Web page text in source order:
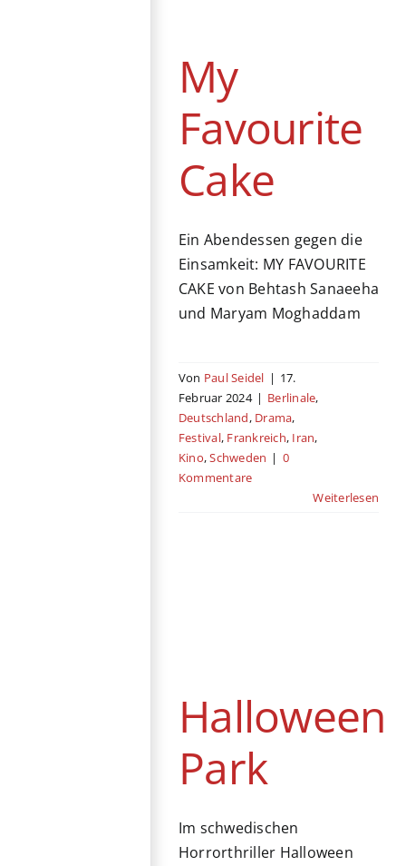
My
Favourite
Cake
Ein Abendessen gegen die
Einsamkeit: MY FAVOURITE
CAKE von Behtash Sanaeeha
und Maryam Moghaddam
Von Paul Seidel | 17.
Februar 2024 | Berlinale,
Deutschland, Drama,
Festival, Frankreich, Iran,
Kino,Schweden | 0
Kommentare
Weiterlesen
Halloween
Park
Im schwedischen
Horrorthriller Halloween